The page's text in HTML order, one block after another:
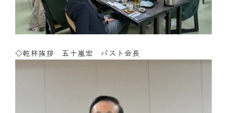
◇乾杯挨拶 五十嵐宏 パスト会長